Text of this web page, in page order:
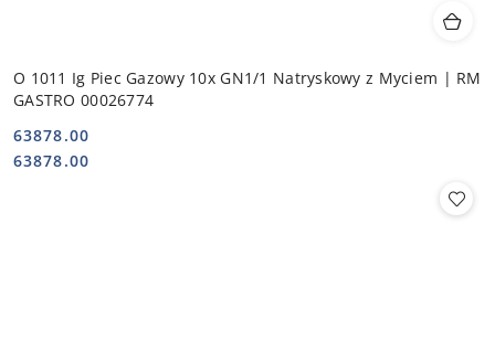
O 1011 Ig Piec Gazowy 10x GN1/1 Natryskowy z Myciem | RM
GASTRO 00026774
Cena:
63878.00
Cena:
63878.00